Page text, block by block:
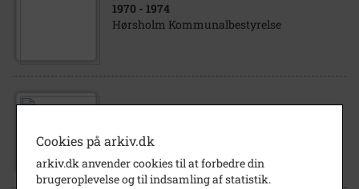
1970 - 1974
Hørsholm Kommunalbestyrelse
Hørsholm Kommunalbestyrelse, 1974
Cookies på arkiv.dk
arkiv.dk anvender cookies til at forbedre din
brugeroplevelse og til indsamling af statistik.